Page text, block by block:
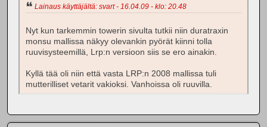
Lainaus käyttäjältä: svart - 16.04.09 - klo: 20.48
Nyt kun tarkemmin towerin sivulta tutkii niin duratraxin
monsu mallissa näkyy olevankin pyörät kiinni tolla
ruuvisysteemillä, Lrp:n versioon siis se ero ainakin.
Kyllä tää oli niin että vasta LRP:n 2008 mallissa tuli
mutterilliset vetarit vakioksi. Vanhoissa oli ruuvilla.